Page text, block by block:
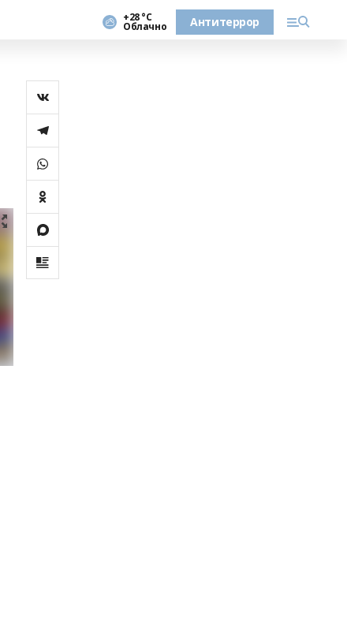
+28 °С
Облачно Антитеррор